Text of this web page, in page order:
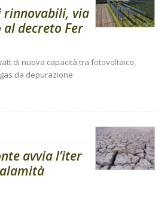
rinnovabili, via
decreto Fer
di nuova capacità tra fotovoltaico,
da depurazione
avvia l’iter